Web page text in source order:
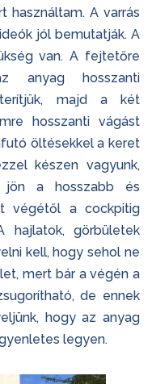
használtam. A varrás
jól bemutatják. A
van. A fejtetőre
anyag hosszanti
majd a két
hosszanti vágást
öltésekkel a keret
készen vagyunk,
jön a hosszabb és
végétől a cockpitig
hajlatok, görbületek
kell, hogy sehol ne
mert bár a végén a
de ennek
hogy az anyag
legyen.